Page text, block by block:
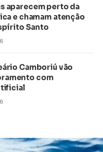
aparecem perto da
e chamam atenção
Santo
Camboriú vão
com